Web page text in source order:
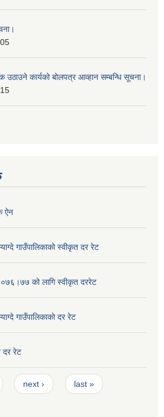
उठाउने कार्यको बोलपत्र आव्हान सम्बन्धि सूचना।
ऐन
गाउँपालिकाको स्वीकृत दर रेट
को लागि स्वीकृत दररेट
गाउँपालिकाकाे दर रेट
दर रेट
next › last »